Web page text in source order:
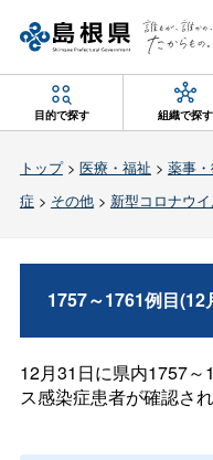
目的で探す 組織で探す
トップ> 医療・福祉 > 薬事
症 > その他> 新型コロナウ
1757～1761例目(12
12月31日に県内1757
ス感染症患者が確認され